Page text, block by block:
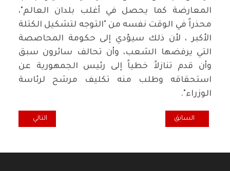
المعارضة كما يحصل في أغلب بلدان العالم"،
محذراً في الوقت نفسه من "التوجه لتشكيل الكتلة
الأكبر ، لأن ذلك سيؤدي إلى حكومة المحاصصة
التي يرفضها الشعب، وأن تحالف سائرون سبق
وأن قدم تنازلاً خطياً إلى رئيس الجمهورية عن
استحقاقه وطلب منه تكليف مرشح لرئاسة
الوزراء".
المقال السابق: المنتفضون يجددون التظاهر ويشيعون شهيدا جديدا
السابق المقال التالي: بيان الحركة
التالي